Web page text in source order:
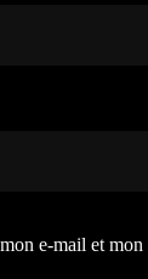
e-mail et